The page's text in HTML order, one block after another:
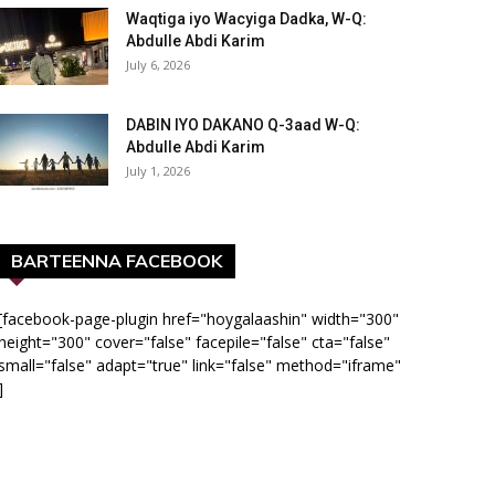
Waqtiga iyo Wacyiga Dadka, W-Q:
Abdulle Abdi Karim
July 6, 2026
DABIN IYO DAKANO Q-3aad W-Q:
Abdulle Abdi Karim
July 1, 2026
BARTEENNA FACEBOOK
page-plugin href="hoygalaashin" width="300"
cover="false" facepile="false" cta="false"
adapt="true" link="false" method="iframe"